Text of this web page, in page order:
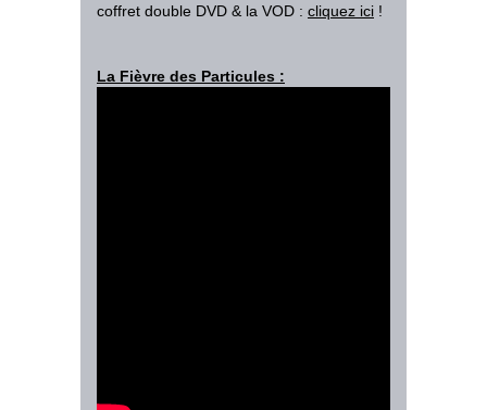
coffret double DVD & la VOD : cliquez ici !
La Fièvre des Particules :